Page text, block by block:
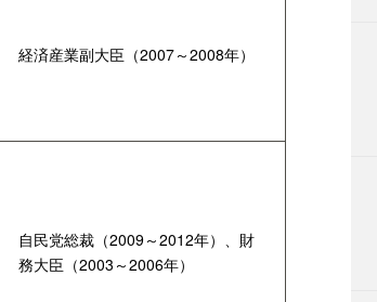
経済産業副大臣（2007～2008年）
自民党総裁（2009～2012年）、財
務大臣（2003～2006年）